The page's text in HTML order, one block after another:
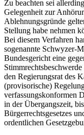
Zu beachten sei
Gelegenheit zur
Ablehnungsgründe
Stellung habe nehmen
Bei diesem Verfahren
sogenannte Schwyzer-
Bundesgericht eine
den Regierungsrat des
(provisorische)
verfassungskonformen
in der Übergangszeit,
Bürgerrechtsgesetzes
ordentlichen